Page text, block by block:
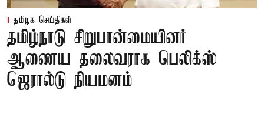
தமிழக செய்திகள்
தமிழ்நாடு சிறுபான்மையினர்
ஆணைய தலைவராக பெலிக்ஸ்
ஜெரால்டு நியமனம்